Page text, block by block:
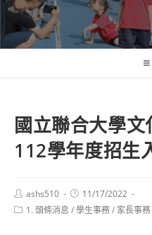
國立聯合大學
112學年度招生
Post
author:
ashs510
Post
published:
11/17/2022
Post1. 頭條消息 /學生事務/ 家長事務